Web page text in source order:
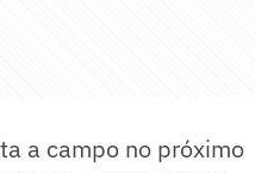
a campo no próximo